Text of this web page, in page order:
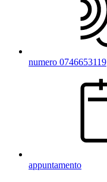
numero 0746653119
appuntamento